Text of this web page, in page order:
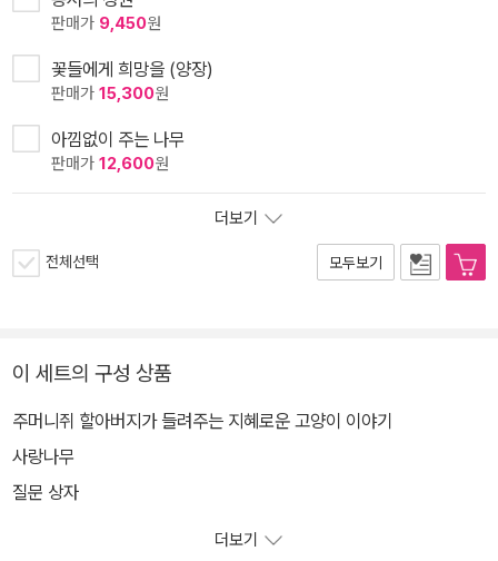
판매가 9,450원
꽃들에게 희망을 (양장)
판매가 15,300원
아낌없이 주는 나무
판매가 12,600원
더보기
전체선택 모두보기
이 세트의 구성 상품
주머니쥐 할아버지가 들려주는 지혜로운 고양이 이야기
사랑나무
질문 상자
더보기